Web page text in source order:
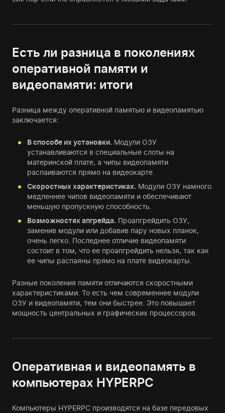
Есть ли разница в поколениях
оперативной памяти и
видеопамяти: итоги
Разница между оперативной памятью и видеопамятью
заключается:
В способе их установки. Модули ОЗУ
устанавливаются в специальные слоты на
материнской плате, а чипы видеопамяти
распаиваются прямо на видеокарте.
Скоростных характеристиках. Модули ОЗУ намного
медленнее чипов видеопамяти и обеспечивают
меньшую пропускную способность.
Возможностях апгрейда. Проапгрейдить ОЗУ,
заменив модули или добавив пару новых планок,
очень легко. Последнее отличие видеопамяти
состоит в том, что ее проапгрейдить нельзя, так как
ее чипы распаяны прямо на плате видеокарты.
Разные поколения памяти отличаются скоростными
характеристиками. То есть чем современнее модули
ОЗУ и видеопамяти, тем они быстрее. Это повышает
мощность центральных и графических процессоров.
Оперативная и видеопамять в
компьютерах HYPERPC
Компьютеры HYPERPC производятся на базе передовых